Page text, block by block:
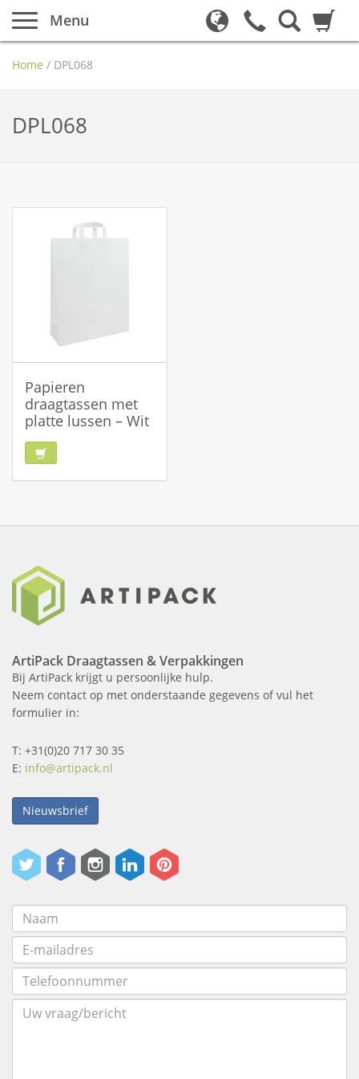
Menu
Home / DPL068
DPL068
Papieren
draagtassen met
platte lussen – Wit
ArtiPack Draagtassen & Verpakkingen
Bij ArtiPack krijgt u persoonlijke hulp.
Neem contact op met onderstaande gegevens of vul het
formulier in:
T: +31(0)20 717 30 35
E: info@artipack.nl
Nieuwsbrief